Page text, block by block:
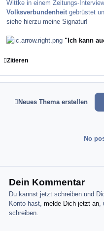
Wittke in einem Zeitungs-
Volksverbundenheit gebrüstet
siehe hierzu meine Signatur!
"Ich kann
Zitieren
Neues Thema erstellen
No
Dein Kommentar
Du kannst jetzt schreiben und
Konto hast,melde Dich jetzt an,
schreiben.